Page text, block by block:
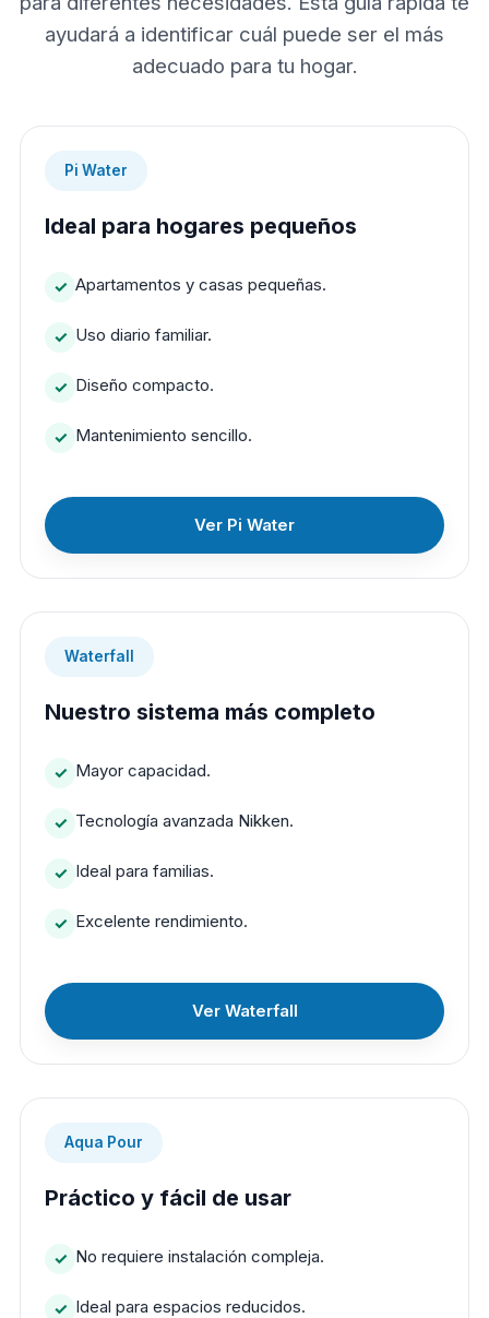
ayudará a identificar cuál puede ser el más
adecuado para tu hogar.
Pi Water
Ideal para hogares pequeños
Apartamentos y casas pequeñas.
Uso diario familiar.
Diseño compacto.
Mantenimiento sencillo.
Ver Pi Water
Waterfall
Nuestro sistema más completo
Mayor capacidad.
Tecnología avanzada Nikken.
Ideal para familias.
Excelente rendimiento.
Ver Waterfall
Aqua Pour
Práctico y fácil de usar
No requiere instalación compleja.
Ideal para espacios reducidos.